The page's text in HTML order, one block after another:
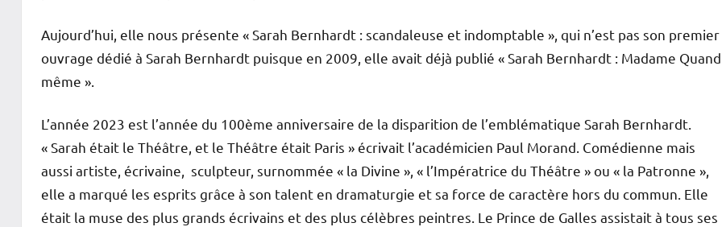
Aujourd’hui, elle nous présente « Sarah Bernhardt : scandaleuse et indomptable », qui n’est pas son premier
ouvrage dédié à Sarah Bernhardt puisque en 2009, elle avait déjà publié « Sarah Bernhardt : Madame Quand
même ».
L’année 2023 est l’année du 100ème anniversaire de la disparition de l’emblématique Sarah Bernhardt.
« Sarah était le Théâtre, et le Théâtre était Paris » écrivait l’académicien Paul Morand. Comédienne mais
aussi artiste, écrivaine, sculpteur, surnommée « la Divine », « l’Impératrice du Théâtre » ou « la Patronne »,
elle a marqué les esprits grâce à son talent en dramaturgie et sa force de caractère hors du commun. Elle
était la muse des plus grands écrivains et des plus célèbres peintres. Le Prince de Galles assistait à tous ses